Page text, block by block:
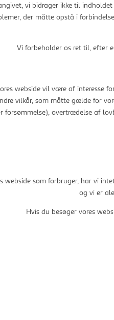
vi bidrager ikke til
der måtte opstå i
Vi forbeholder os ret til, efter
webside vil være af interesse
vilkår, som måtte gælde for
forsømmelse), overtrædelse af
webside som forbruger, har vi
og vi er
Hvis du besøger vores